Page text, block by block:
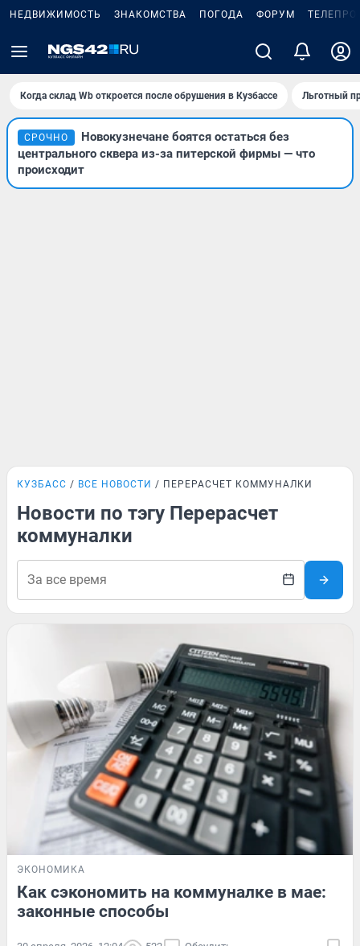
НЕДВИЖИМОСТЬ ЗНАКОМСТВА ПОГОДА ФОРУМ
Когда склад Wb откроется после обрушения в Кузбассе Льготный
СРОЧНО
Новокузнечане боятся остаться без
центрального сквера из-за питерской фирмы — что
происходит
КУЗБАСС ВСЕ НОВОСТИ ПЕРЕРАСЧЕТ КОММУНАЛКИ
Новости по тэгу Перерасчет
коммуналки
ЭКОНОМИКА
Как сэкономить на коммуналке в мае:
законные способы